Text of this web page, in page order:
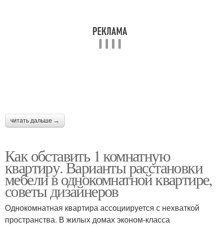
читать дальше →
Как обставить 1 комнатную
квартиру. Варианты расстановки
мебели в однокомнатной квартире,
советы дизайнеров
Однокомнатная квартира ассоциируется с нехваткой
пространства. В жилых домах эконом-класса